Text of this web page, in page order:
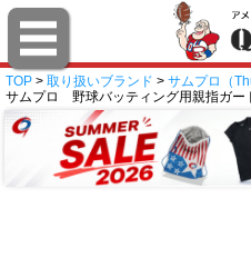
TOP > 取り扱いブランド > サムプロ（
サムプロ 野球バッティング用親指ガ